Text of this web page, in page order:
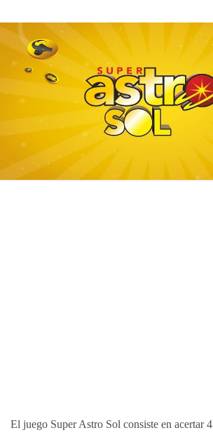
El juego Super Astro Sol consiste en acertar